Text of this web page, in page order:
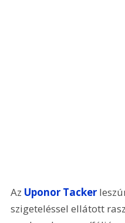
Az Uponor Tacker
szigeteléssel ellátott